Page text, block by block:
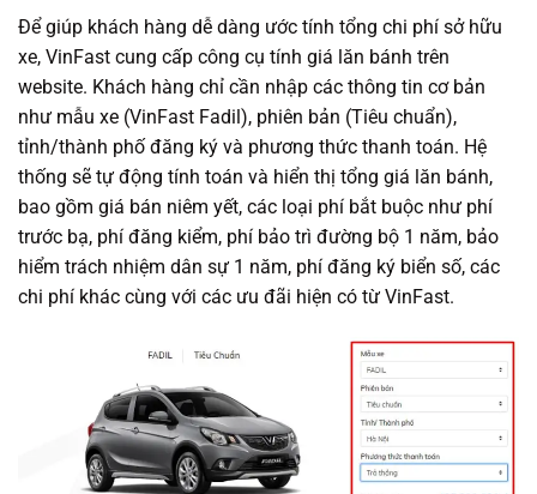
Để giúp khách hàng dễ dàng ước tính tổng chi phí sở hữu
xe, VinFast cung cấp công cụ tính giá lăn bánh trên
website. Khách hàng chỉ cần nhập các thông tin cơ bản
như mẫu xe (VinFast Fadil), phiên bản (Tiêu chuẩn),
tỉnh/thành phố đăng ký và phương thức thanh toán. Hệ
thống sẽ tự động tính toán và hiển thị tổng giá lăn bánh,
bao gồm giá bán niêm yết, các loại phí bắt buộc như phí
trước bạ, phí đăng kiểm, phí bảo trì đường bộ 1 năm, bảo
hiểm trách nhiệm dân sự 1 năm, phí đăng ký biển số, các
chi phí khác cùng với các ưu đãi hiện có từ VinFast.